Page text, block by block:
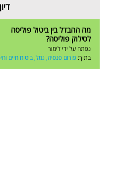
דיון
מה ההבדל בין ביטול פוליסה
לסילוק פוליסה?
נפתח על ידילימור
בתוך: פורום פנסיה, גמל, ביטוח חיים